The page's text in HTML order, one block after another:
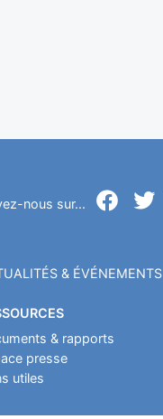
nous sur...
& ÉVÉNEMENTS
& rapports
presse
utiles